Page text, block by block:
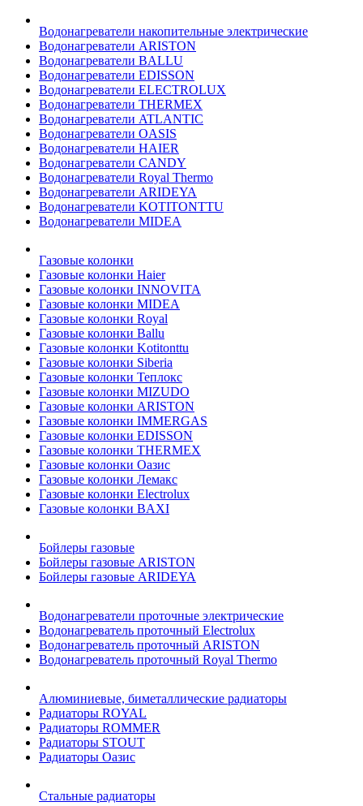
Водонагреватели накопительные электрические
Водонагреватели ARISTON
Водонагреватели BALLU
Водонагреватели EDISSON
Водонагреватели ELECTROLUX
Водонагреватели THERMEX
Водонагреватели ATLANTIC
Водонагреватели OASIS
Водонагреватели HAIER
Водонагреватели CANDY
Водонагреватели Royal Thermo
Водонагреватели ARIDEYA
Водонагреватели KOTITONTTU
Водонагреватели MIDEA
Газовые колонки
Газовые колонки Haier
Газовые колонки INNOVITA
Газовые колонки MIDEA
Газовые колонки Royal
Газовые колонки Ballu
Газовые колонки Kotitonttu
Газовые колонки Siberia
Газовые колонки Теплокс
Газовые колонки MIZUDO
Газовые колонки ARISTON
Газовые колонки IMMERGAS
Газовые колонки EDISSON
Газовые колонки THERMEX
Газовые колонки Оазис
Газовые колонки Лемакс
Газовые колонки Electrolux
Газовые колонки BAXI
Бойлеры газовые
Бойлеры газовые ARISTON
Бойлеры газовые ARIDEYA
Водонагреватели проточные электрические
Водонагреватель проточный Electrolux
Водонагреватель проточный ARISTON
Водонагреватель проточный Royal Thermo
Алюминиевые, биметаллические радиаторы
Радиаторы ROYAL
Радиаторы ROMMER
Радиаторы STOUT
Радиаторы Оазис
Стальные радиаторы